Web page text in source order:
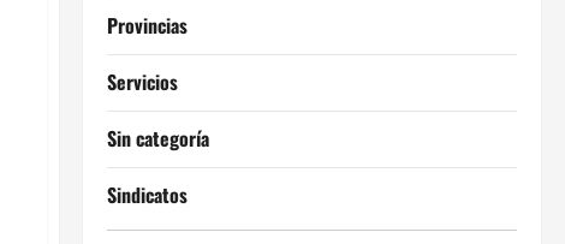
Provincias
Servicios
Sin categoría
Sindicatos